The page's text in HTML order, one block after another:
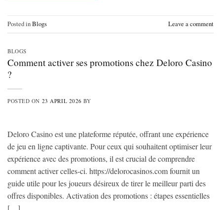
Posted inBlogs Leave a comment
BLOGS
Comment activer ses promotions chez Deloro Casino
?
POSTED ON 23 APRIL 2026 BY
Deloro Casino est une plateforme réputée, offrant une expérience
de jeu en ligne captivante. Pour ceux qui souhaitent optimiser leur
expérience avec des promotions, il est crucial de comprendre
comment activer celles-ci. https://delorocasinos.com fournit un
guide utile pour les joueurs désireux de tirer le meilleur parti des
offres disponibles. Activation des promotions : étapes essentielles
[…]